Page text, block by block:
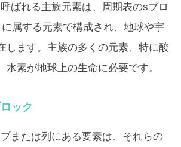
ばれる主族元素は、周期表のsブロ
属する元素で構成され、地球や宇
します。主族の多くの元素、特に酸
水素が地球上の生命に必要です。
ック
または列にある要素は、それらの